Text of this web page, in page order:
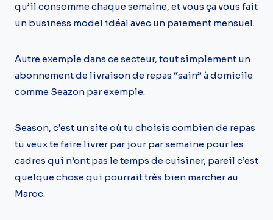
qu’il consomme chaque semaine, et vous ça vous fait
un business model idéal avec un paiement mensuel.
Autre exemple dans ce secteur, tout simplement un
abonnement de livraison de repas “sain” à domicile
comme Seazon par exemple.
Season, c’est un site où tu choisis combien de repas
tu veux te faire livrer par jour par semaine pour les
cadres qui n’ont pas le temps de cuisiner, pareil c’est
quelque chose qui pourrait très bien marcher au
Maroc.